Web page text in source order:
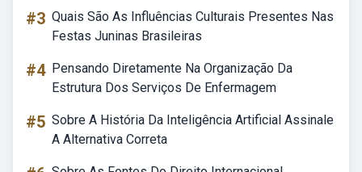
#3 Quais São As Influências Culturais Presentes Nas
Festas Juninas Brasileiras
#4 Pensando Diretamente Na Organização Da
Estrutura Dos Serviços De Enfermagem
#5 Sobre A História Da Inteligência Artificial Assinale
A Alternativa Correta